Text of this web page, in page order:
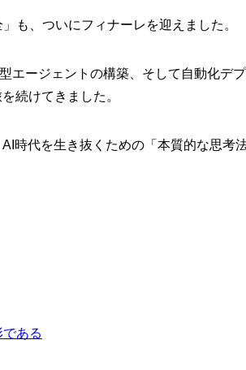
も、ついにフィナーレを迎えました。
ージェントの構築、そして自動化デ
続けてきました。
時代を生き抜くための「本質的な思考
ある